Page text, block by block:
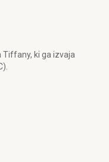
Tiffany, ki ga izvaja